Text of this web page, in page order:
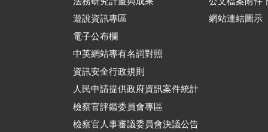
遊說資訊專區
電子公布欄
中英網站專有名詞對照
資訊安全行政規則
人民申請提供政府資訊案件統計
檢察官評鑑委員會專區
檢察官人事審議委員會決議公告
網站連結圖示